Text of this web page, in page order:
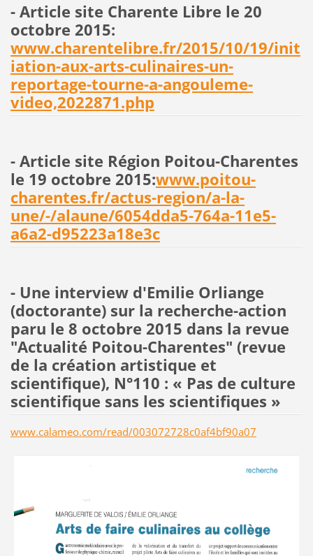
- Article site Charente Libre le 20
octobre 2015:
www.charentelibre.fr/2015/10/19/init
iation-aux-arts-culinaires-un-
reportage-tourne-a-angouleme-
video,2022871.php
- Article site Région Poitou-Charentes
le 19 octobre 2015:www.poitou-
charentes.fr/actus-region/a-la-
une/-/alaune/6054dda5-764a-11e5-
a6a2-d95223a18e3c
- Une interview d'Emilie Orliange
(doctorante) sur la recherche-action
paru le 8 octobre 2015 dans la revue
"Actualité Poitou-Charentes" (revue
de la création artistique et
scientifique), N°110 : « Pas de culture
scientifique sans les scientifiques »
www.calameo.com/read/003072728c0af4bf90a07